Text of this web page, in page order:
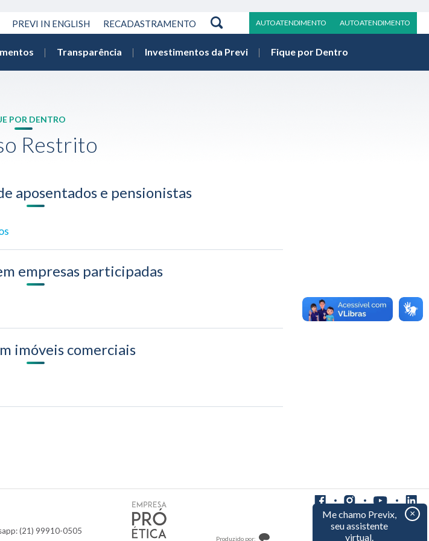
PREVI IN ENGLISH RECADASTRAMENTO AUTOATENDIMENTO AUTOATENDIMENTO
Transparência Investimentos da Previ Fique por Dentro
POR DENTRO
Restrito
aposentados e pensionistas
empresas participadas
imóveis comerciais
(21) 99910-0505
Produzido por: Desenvolvido por:
Me chamo Previx,
seu assistente
virtual.
×